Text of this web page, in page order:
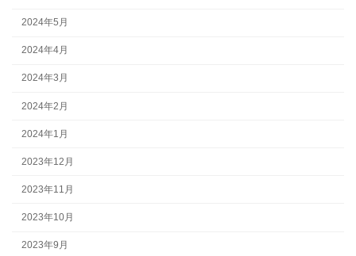
2024年5月
2024年4月
2024年3月
2024年2月
2024年1月
2023年12月
2023年11月
2023年10月
2023年9月